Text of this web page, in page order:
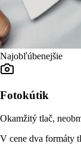
Najobľúbenejšie
Fotokútik
Okamžitý tlač,
V cene dva formáty